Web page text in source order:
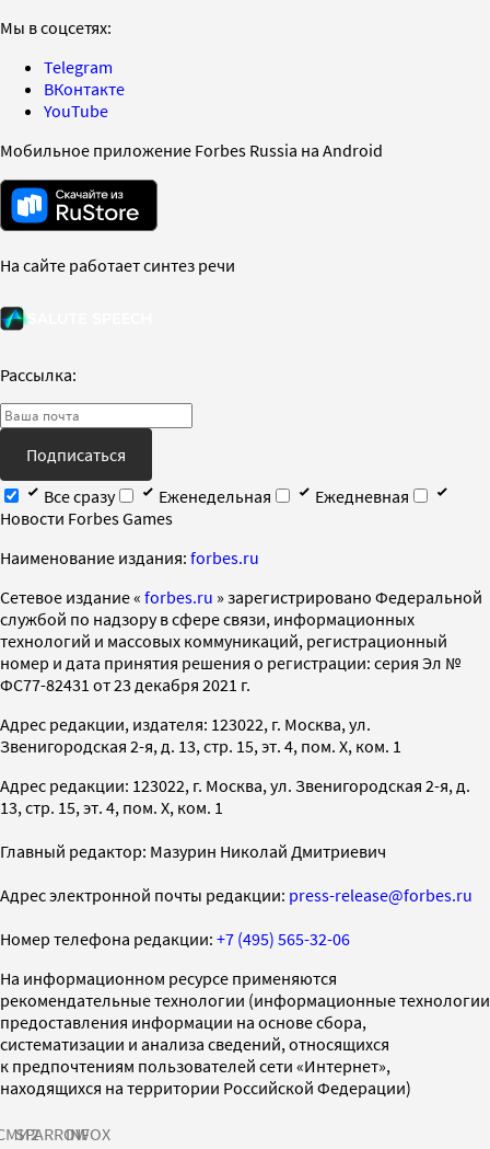
Мы в соцсетях:
Telegram
ВКонтакте
YouTube
Мобильное приложение Forbes Russia на Android
На сайте работает синтез речи
Рассылка:
Подписаться
Все сразу
Еженедельная
Ежедневная
Новости Forbes Games
Наименование издания: forbes.ru
Cетевое издание « forbes.ru » зарегистрировано Федеральной
службой по надзору в сфере связи, информационных
технологий и массовых коммуникаций, регистрационный
номер и дата принятия решения о регистрации: серия Эл №
ФС77-82431 от 23 декабря 2021 г.
Адрес редакции, издателя: 123022, г. Москва, ул.
Звенигородская 2-я, д. 13, стр. 15, эт. 4, пом. X, ком. 1
Адрес редакции: 123022, г. Москва, ул. Звенигородская 2-я, д.
13, стр. 15, эт. 4, пом. X, ком. 1
Главный редактор: Мазурин Николай Дмитриевич
Адрес электронной почты редакции: press-release@forbes.ru
Номер телефона редакции: +7 (495) 565-32-06
На информационном ресурсе применяются
рекомендательные технологии (информационные технологии
предоставления информации на основе сбора,
систематизации и анализа сведений, относящихся
к предпочтениям пользователей сети «Интернет»,
находящихся на территории Российской Федерации)
SPARROWINFOX